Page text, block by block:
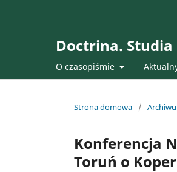
Doctrina. Studia
O czasopiśmie
Strona domowa /
Konferencja
Toruń o